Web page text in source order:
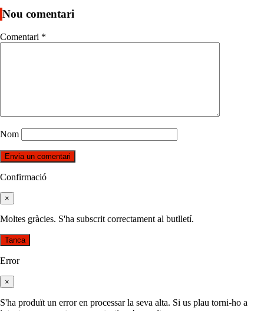
Nou comentari
Comentari *
Nom
Confirmació
×
Moltes gràcies. S'ha subscrit correctament al butlletí.
Tanca
Error
×
S'ha produït un error en processar la seva alta. Si us plau torni-ho a